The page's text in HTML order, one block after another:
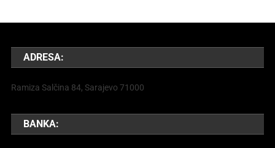
ADRESA:
Ramiza Salčina 84, Sarajevo 71000
BANKA: